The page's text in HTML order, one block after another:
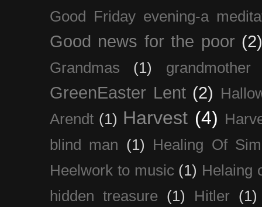
Good Friday evening-a
Good news for the poor
Grandmas (1) grandmother
GreenEaster Lent (2)
Arendt (1) Harvest (4)
blind man (1)
Healing Of
Heelwork to music (1) Helaing
hidden treasure
(1) Hitler
(1)